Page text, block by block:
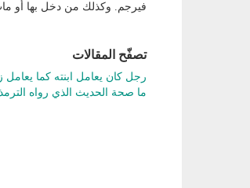
فيرجم. وكذلك من دخل بها أو
تصفّح المقالات
رجل كان يعامل ابنته كما
ما صحة الحديث الذي رواه